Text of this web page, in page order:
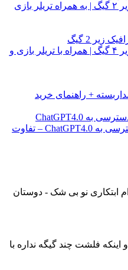
۱۰ بازی پیشنهادی برای رم زیر ۲ گیگ | به همراه تریلر بازی
۱۰ بازی پیشنهادی برای رم زیر ۴ گیگ | همراه با تریلر بازی و
GPT-4 معرفی شد، نحوه دسترسی به ChatGPT4.0 – تفاوت
ابتکاری نو بی شک - دوستان
اینکه فلشت چند گیگه نداره با